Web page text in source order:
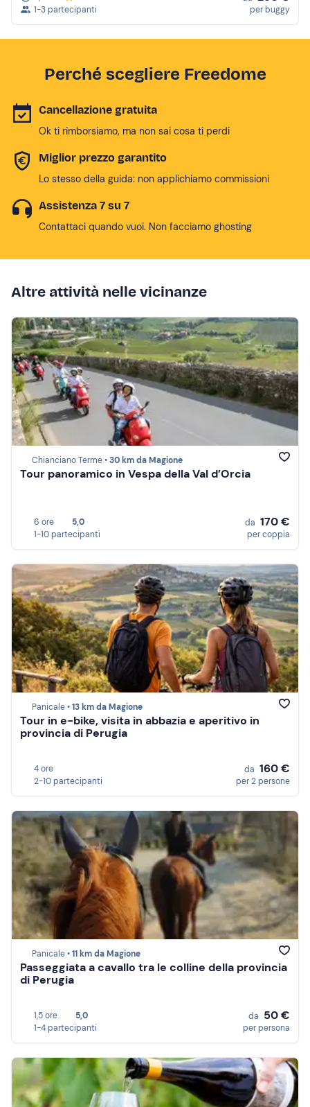
1-3 partecipanti
per buggy
Perché scegliere Freedome
Cancellazione gratuita
Ok ti rimborsiamo, ma non sai cosa ti perdi
Miglior prezzo garantito
Lo stesso della guida: non applichiamo commissioni
Assistenza 7 su 7
Contattaci quando vuoi. Non facciamo ghosting
Altre attività nelle vicinanze
Chianciano Terme •30 km da Magione
Tour panoramico in Vespa della Val d’Orcia
6 ore
5,0
1-10 partecipanti
da 170 €
per coppia
Panicale •13 km da Magione
Tour in e-bike, visita in abbazia e aperitivo in
provincia di Perugia
4 ore
2-10 partecipanti
da 160 €
per 2 persone
Panicale •11 km da Magione
Passeggiata a cavallo tra le colline della provincia
di Perugia
1,5 ore
5,0
1-4 partecipanti
da 50 €
per persona